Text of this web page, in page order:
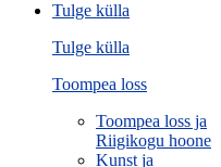
Tulge külla
Tulge külla
Toompea loss
Toompea loss ja
Riigikogu hoone
Kunst ja